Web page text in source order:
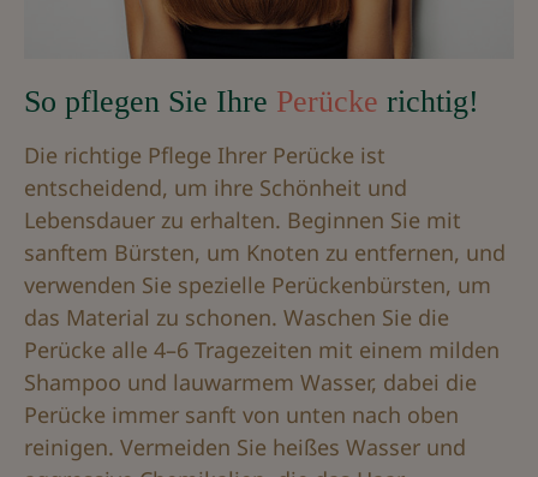
So pflegen Sie Ihre Perücke richtig!
Die richtige Pflege Ihrer Perücke ist
entscheidend, um ihre Schönheit und
Lebensdauer zu erhalten. Beginnen Sie mit
sanftem Bürsten, um Knoten zu entfernen, und
verwenden Sie spezielle Perückenbürsten, um
das Material zu schonen. Waschen Sie die
Perücke alle 4–6 Tragezeiten mit einem milden
Shampoo und lauwarmem Wasser, dabei die
Perücke immer sanft von unten nach oben
reinigen. Vermeiden Sie heißes Wasser und